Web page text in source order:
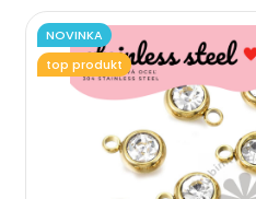
NOVINKA
top produkt